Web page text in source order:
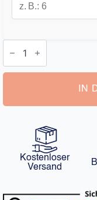
Wein
Geschenkbox
Gravur
IN
Kostenloser
Versand